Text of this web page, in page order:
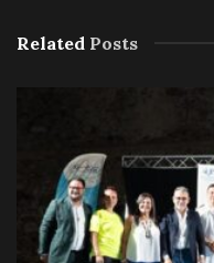
Related Posts